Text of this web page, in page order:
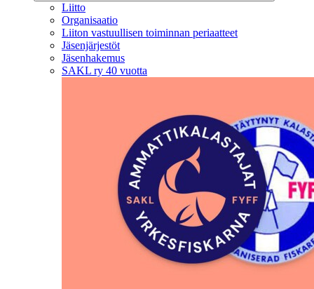
Liitto
Organisaatio
Liiton vastuullisen toiminnan periaatteet
Jäsenjärjestöt
Jäsenhakemus
SAKL ry 40 vuotta